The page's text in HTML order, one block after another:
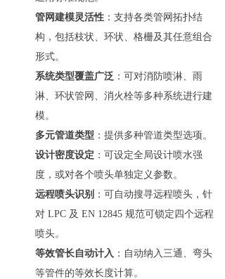
管网建模灵活性 ：支持各类管网拓扑结
构，包括枝状、环状、格栅及其任意组合
形式。
系统类型覆盖广泛 ：可对消防喷淋、雨
淋、环状管网、消火栓等多种系统进行建
模。
多元管道类型 ：提供多种管道类型选项。
设计密度设定 ：可设定全局设计喷水强
度，或对各个喷头单独定义参数。
远程喷头识别 ：可自动搜寻远程喷头，针
对 LPC 及 EN 12845 规范可锁定四个远程
喷头。
等效管长自动计入 ：自动纳入三通、弯头
等管件的等效长度计算。